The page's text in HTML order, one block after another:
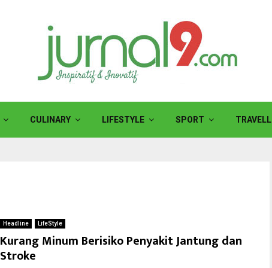
CULINARY LIFESTYLE SPORT
Headline LifeStyle
Kurang Minum Berisiko Penyakit Jantung dan
Stroke